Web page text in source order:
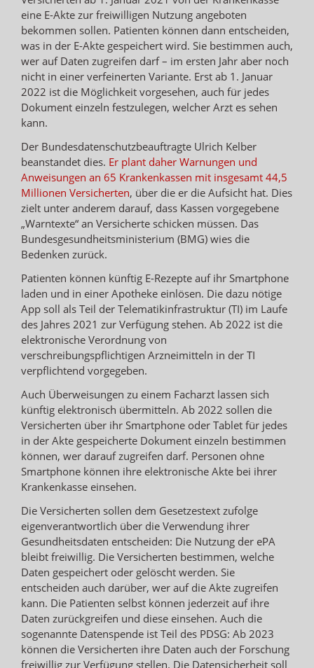
eine E-Akte zur freiwilligen Nutzung angeboten
bekommen sollen. Patienten können dann entscheiden,
was in der E-Akte gespeichert wird. Sie bestimmen auch,
wer auf Daten zugreifen darf – im ersten Jahr aber noch
nicht in einer verfeinerten Variante. Erst ab 1. Januar
2022 ist die Möglichkeit vorgesehen, auch für jedes
Dokument einzeln festzulegen, welcher Arzt es sehen
kann.
Der Bundesdatenschutzbeauftragte Ulrich Kelber
beanstandet dies. Er plant daher Warnungen und
Anweisungen an 65 Krankenkassen mit insgesamt 44,5
Millionen Versicherten, über die er die Aufsicht hat. Dies
zielt unter anderem darauf, dass Kassen vorgegebene
„Warntexte“ an Versicherte schicken müssen. Das
Bundesgesundheitsministerium (BMG) wies die
Bedenken zurück.
Patienten können künftig E-Rezepte auf ihr Smartphone
laden und in einer Apotheke einlösen. Die dazu nötige
App soll als Teil der Telematikinfrastruktur (TI) im Laufe
des Jahres 2021 zur Verfügung stehen. Ab 2022 ist die
elektronische Verordnung von
verschreibungspflichtigen Arzneimitteln in der TI
verpflichtend vorgegeben.
Auch Überweisungen zu einem Facharzt lassen sich
künftig elektronisch übermitteln. Ab 2022 sollen die
Versicherten über ihr Smartphone oder Tablet für jedes
in der Akte gespeicherte Dokument einzeln bestimmen
können, wer darauf zugreifen darf. Personen ohne
Smartphone können ihre elektronische Akte bei ihrer
Krankenkasse einsehen.
Die Versicherten sollen dem Gesetzestext zufolge
eigenverantwortlich über die Verwendung ihrer
Gesundheitsdaten entscheiden: Die Nutzung der ePA
bleibt freiwillig. Die Versicherten bestimmen, welche
Daten gespeichert oder gelöscht werden. Sie
entscheiden auch darüber, wer auf die Akte zugreifen
kann. Die Patienten selbst können jederzeit auf ihre
Daten zurückgreifen und diese einsehen. Auch die
sogenannte Datenspende ist Teil des PDSG: Ab 2023
können die Versicherten ihre Daten auch der Forschung
freiwillig zur Verfügung stellen. Die Datensicherheit soll